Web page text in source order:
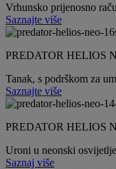
Vrhunsko prijenosno
Saznajte više
PREDATOR HELIOS
Tanak, s podrškom za
Saznajte više
PREDATOR HELIOS
Uroni u neonski
Saznaj više